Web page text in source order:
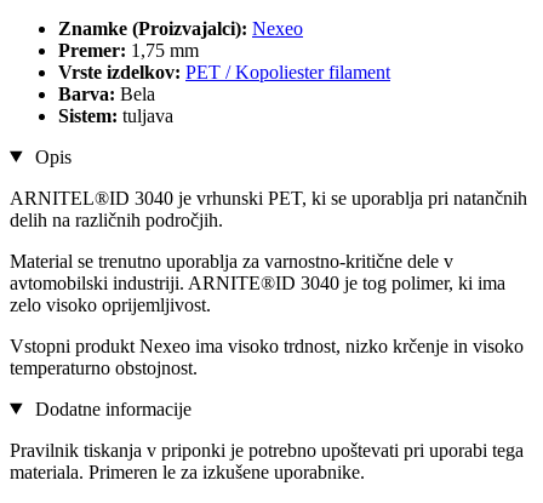
Znamke (Proizvajalci): Nexeo
Premer: 1,75 mm
Vrste izdelkov: PET / Kopoliester filament
Barva: Bela
Sistem: tuljava
Opis
ARNITEL®ID 3040 je vrhunski PET, ki se uporablja pri natančnih
delih na različnih področjih.
Material se trenutno uporablja za varnostno-kritične dele v
avtomobilski industriji. ARNITE®ID 3040 je tog polimer, ki ima
zelo visoko oprijemljivost.
Vstopni produkt Nexeo ima visoko trdnost, nizko krčenje in visoko
temperaturno obstojnost.
Dodatne informacije
Pravilnik tiskanja v priponki je potrebno upoštevati pri uporabi tega
materiala. Primeren le za izkušene uporabnike.